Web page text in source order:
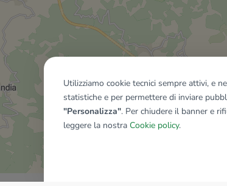
Mostra tutti gli
Utilizziamo cookie tecnici sempre attivi, e
statistiche e per permettere di inviare
"Personalizza". Per chiudere il banner e
leggere la nostra Cookie policy.